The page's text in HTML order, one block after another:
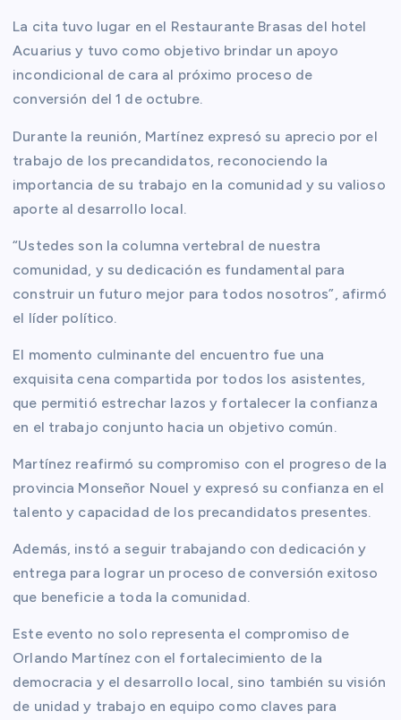
La cita tuvo lugar en el Restaurante Brasas del hotel
Acuarius y tuvo como objetivo brindar un apoyo
incondicional de cara al próximo proceso de
conversión del 1 de octubre.
Durante la reunión, Martínez expresó su aprecio por el
trabajo de los precandidatos, reconociendo la
importancia de su trabajo en la comunidad y su valioso
aporte al desarrollo local.
“Ustedes son la columna vertebral de nuestra
comunidad, y su dedicación es fundamental para
construir un futuro mejor para todos nosotros”, afirmó
el líder político.
El momento culminante del encuentro fue una
exquisita cena compartida por todos los asistentes,
que permitió estrechar lazos y fortalecer la confianza
en el trabajo conjunto hacia un objetivo común.
Martínez reafirmó su compromiso con el progreso de la
provincia Monseñor Nouel y expresó su confianza en el
talento y capacidad de los precandidatos presentes.
Además, instó a seguir trabajando con dedicación y
entrega para lograr un proceso de conversión exitoso
que beneficie a toda la comunidad.
Este evento no solo representa el compromiso de
Orlando Martínez con el fortalecimiento de la
democracia y el desarrollo local, sino también su visión
de unidad y trabajo en equipo como claves para